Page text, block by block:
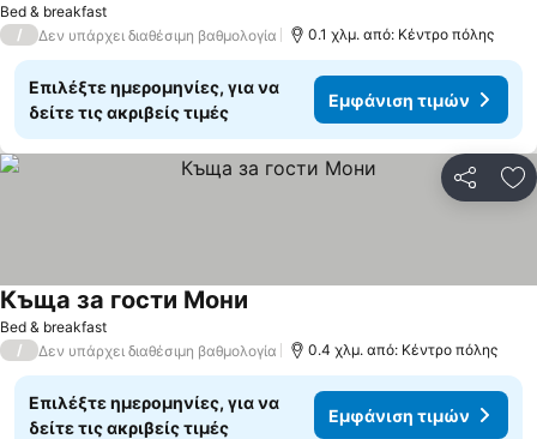
Bed & breakfast
/ Δεν υπάρχει διαθέσιμη βαθμολογία 0.1 χλμ. από: Κέντρο πόλης
Επιλέξτε ημερομηνίες, για να
δείτε τις ακριβείς τιμές
Εμφάνιση τιμών
Bed & breakfast
Къща за гости Мони
/ Δεν υπάρχει διαθέσιμη βαθμολογία 0.4 χλμ. από: Κέντρο πόλης
Επιλέξτε ημερομηνίες, για να
δείτε τις ακριβείς τιμές
Εμφάνιση τιμών